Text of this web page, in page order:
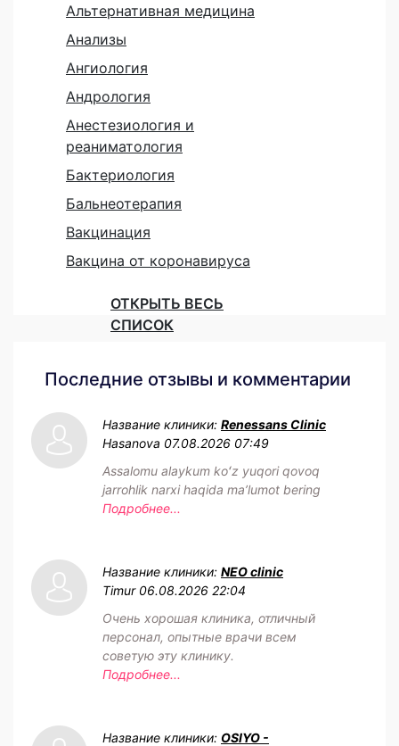
Альтернативная медицина
Анализы
Ангиология
Андрология
Анестезиология и
реаниматология
Бактериология
Бальнеотерапия
Вакцинация
Вакцина от коронавируса
ОТКРЫТЬ ВЕСЬ
СПИСОК
Последние отзывы и комментарии
Название клиники: Renessans Clinic
Hasanova 07.08.2026 07:49
Assalomu alaykum koʻz yuqori qovoq
jarrohlik narxi haqida maʼlumot bering
Подробнее...
Название клиники: NEO clinic
Timur 06.08.2026 22:04
Очень хорошая клиника, отличный
персонал, опытные врачи всем
советую эту клинику.
Подробнее...
Название клиники: OSIYO -